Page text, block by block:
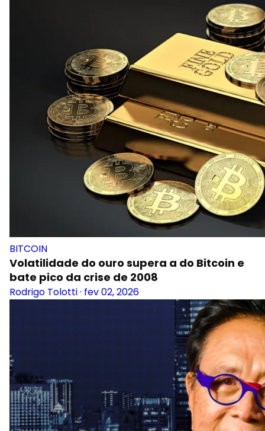
BITCOIN
Volatilidade do ouro supera a do Bitcoin e
bate pico da crise de 2008
Rodrigo Tolotti· fev 02, 2026